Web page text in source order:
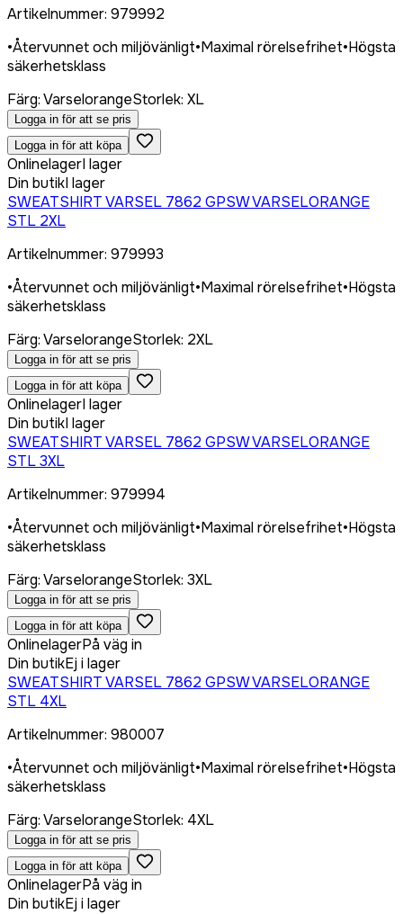
Artikelnummer: 979992
•Återvunnet och miljövänligt•Maximal rörelsefrihet•Högsta
säkerhetsklass
Färg:VarselorangeStorlek: XL
Logga in för att se pris
Logga in för att köpa
OnlinelagerI lager
Din butikI lager
SWEATSHIRT VARSEL 7862 GPSW VARSELORANGE
STL 2XL
Artikelnummer: 979993
•Återvunnet och miljövänligt•Maximal rörelsefrihet•Högsta
säkerhetsklass
Färg:VarselorangeStorlek: 2XL
Logga in för att se pris
Logga in för att köpa
OnlinelagerI lager
Din butikI lager
SWEATSHIRT VARSEL 7862 GPSW VARSELORANGE
STL 3XL
Artikelnummer: 979994
•Återvunnet och miljövänligt•Maximal rörelsefrihet•Högsta
säkerhetsklass
Färg:VarselorangeStorlek: 3XL
Logga in för att se pris
Logga in för att köpa
OnlinelagerPå väg in
Din butikEj i lager
SWEATSHIRT VARSEL 7862 GPSW VARSELORANGE
STL 4XL
Artikelnummer: 980007
•Återvunnet och miljövänligt•Maximal rörelsefrihet•Högsta
säkerhetsklass
Färg:VarselorangeStorlek: 4XL
Logga in för att se pris
Logga in för att köpa
OnlinelagerPå väg in
Din butikEj i lager